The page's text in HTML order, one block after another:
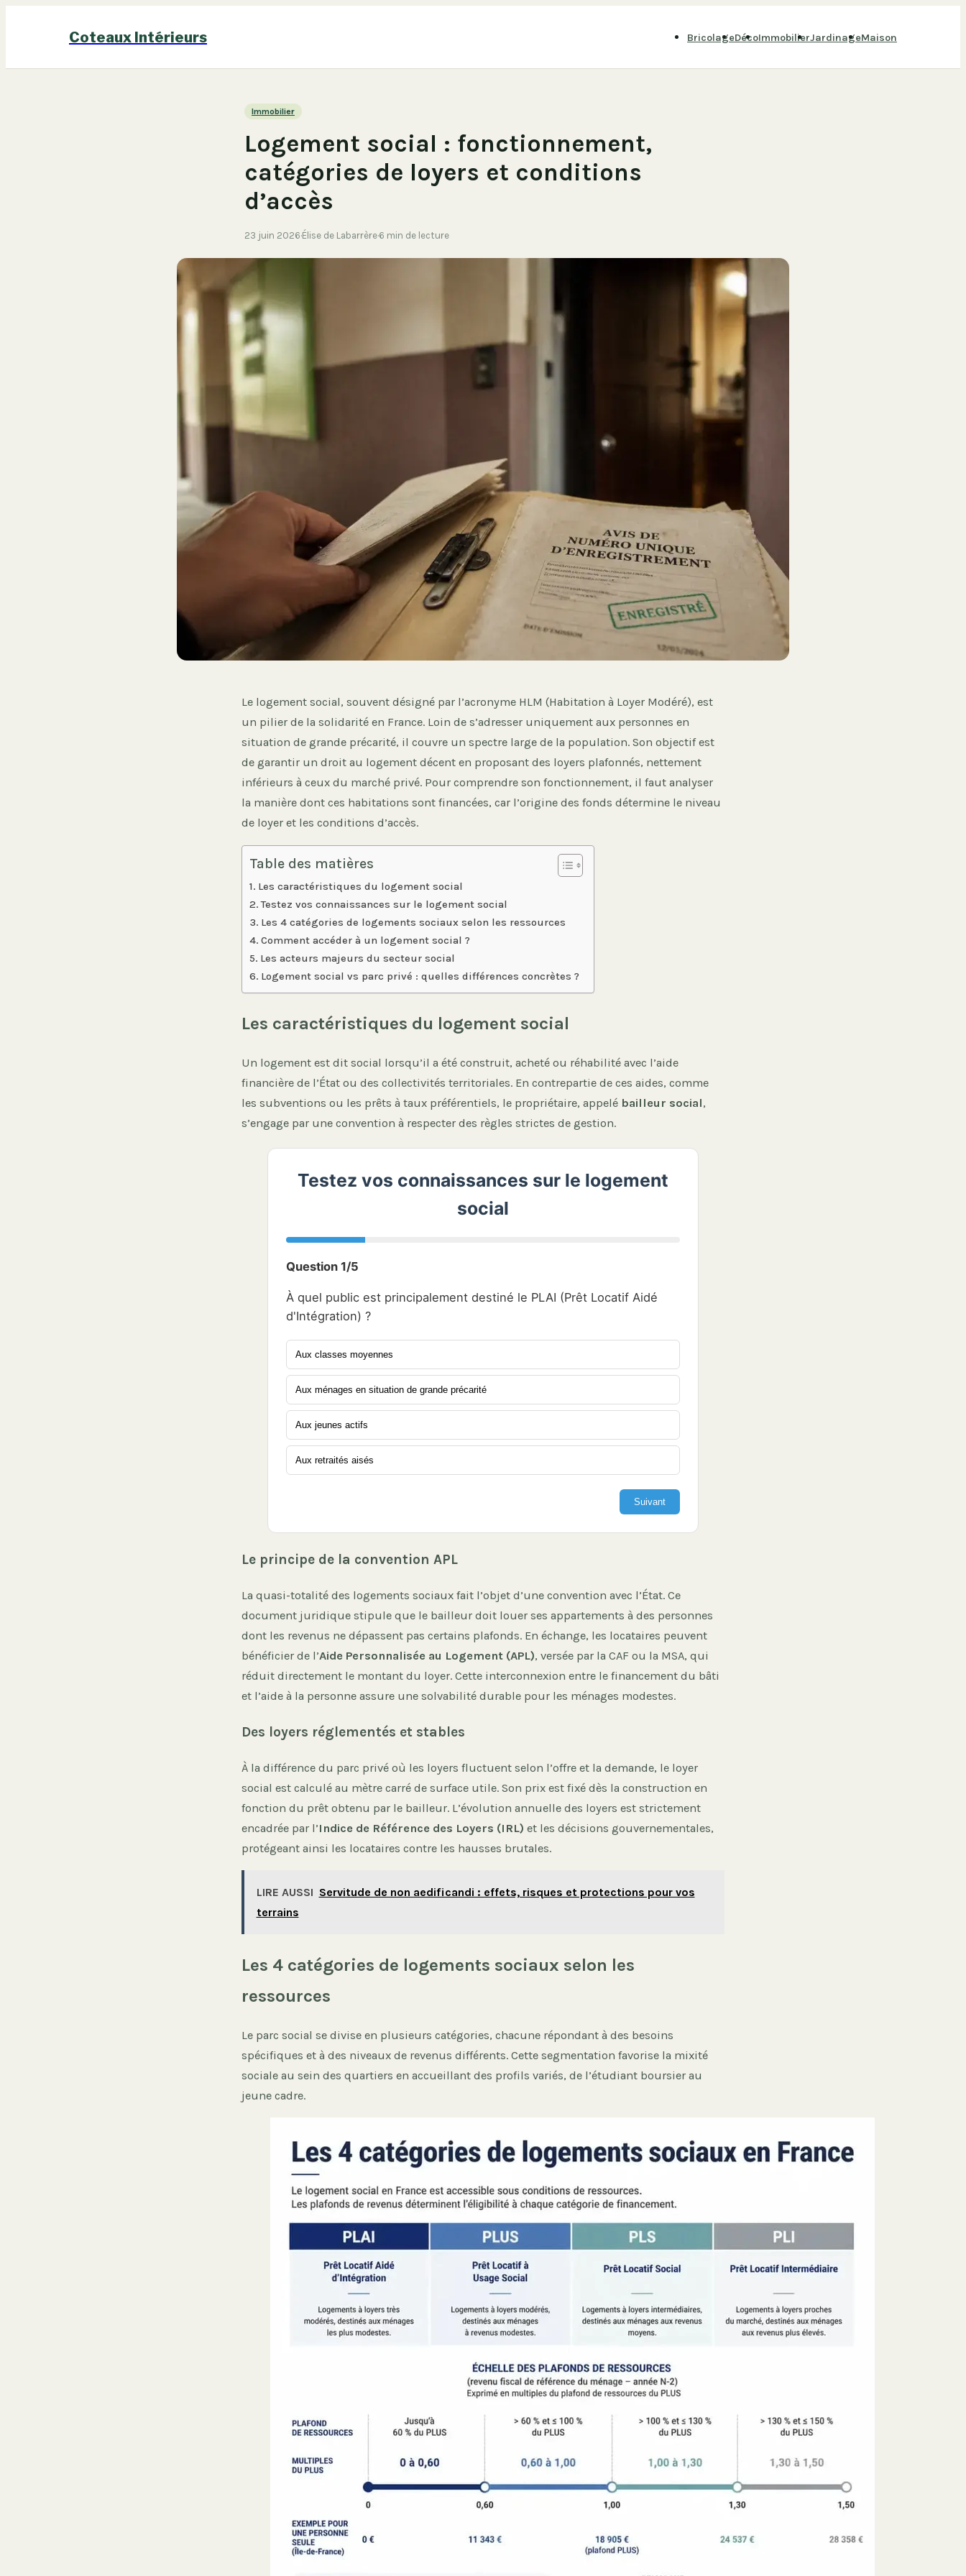
Coteaux Intérieurs BricolageDécoImmobilierJardinageMaison
Immobilier
Logement social : fonctionnement,
catégories de loyers et conditions
d’accès
23 juin 2026·Élise de Labarrère·6 min de lecture
Le logement social, souvent désigné par l’acronyme HLM (Habitation à Loyer Modéré), est
un pilier de la solidarité en France. Loin de s’adresser uniquement aux personnes en
situation de grande précarité, il couvre un spectre large de la population. Son objectif est
de garantir un droit au logement décent en proposant des loyers plafonnés, nettement
inférieurs à ceux du marché privé. Pour comprendre son fonctionnement, il faut analyser
la manière dont ces habitations sont financées, car l’origine des fonds détermine le niveau
de loyer et les conditions d’accès.
Table des matières
Les caractéristiques du logement social
Testez vos connaissances sur le logement social
Les 4 catégories de logements sociaux selon les ressources
Comment accéder à un logement social ?
Les acteurs majeurs du secteur social
Logement social vs parc privé : quelles différences concrètes ?
Les caractéristiques du logement social
Un logement est dit social lorsqu’il a été construit, acheté ou réhabilité avec l’aide
financière de l’État ou des collectivités territoriales. En contrepartie de ces aides, comme
les subventions ou les prêts à taux préférentiels, le propriétaire, appelé bailleur social,
s’engage par une convention à respecter des règles strictes de gestion.
Testez vos connaissances sur le logement
social
Question 1/5
À quel public est principalement destiné le PLAI (Prêt Locatif Aidé
d'Intégration) ?
Aux classes moyennes
Aux ménages en situation de grande précarité
Aux jeunes actifs
Aux retraités aisés
Suivant
Le principe de la convention APL
La quasi-totalité des logements sociaux fait l’objet d’une convention avec l’État. Ce
document juridique stipule que le bailleur doit louer ses appartements à des personnes
dont les revenus ne dépassent pas certains plafonds. En échange, les locataires peuvent
bénéficier de l’Aide Personnalisée au Logement (APL), versée par la CAF ou la MSA, qui
réduit directement le montant du loyer. Cette interconnexion entre le financement du bâti
et l’aide à la personne assure une solvabilité durable pour les ménages modestes.
Des loyers réglementés et stables
À la différence du parc privé où les loyers fluctuent selon l’offre et la demande, le loyer
social est calculé au mètre carré de surface utile. Son prix est fixé dès la construction en
fonction du prêt obtenu par le bailleur. L’évolution annuelle des loyers est strictement
encadrée par l’Indice de Référence des Loyers (IRL) et les décisions gouvernementales,
protégeant ainsi les locataires contre les hausses brutales.
LIRE AUSSI Servitude de non aedificandi : effets, risques et protections pour vos
terrains
Les 4 catégories de logements sociaux selon les
ressources
Le parc social se divise en plusieurs catégories, chacune répondant à des besoins
spécifiques et à des niveaux de revenus différents. Cette segmentation favorise la mixité
sociale au sein des quartiers en accueillant des profils variés, de l’étudiant boursier au
jeune cadre.